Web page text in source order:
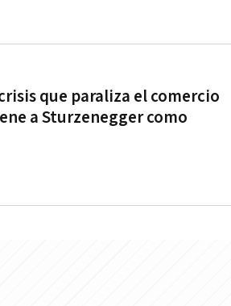
que paraliza el comercio
a Sturzenegger como